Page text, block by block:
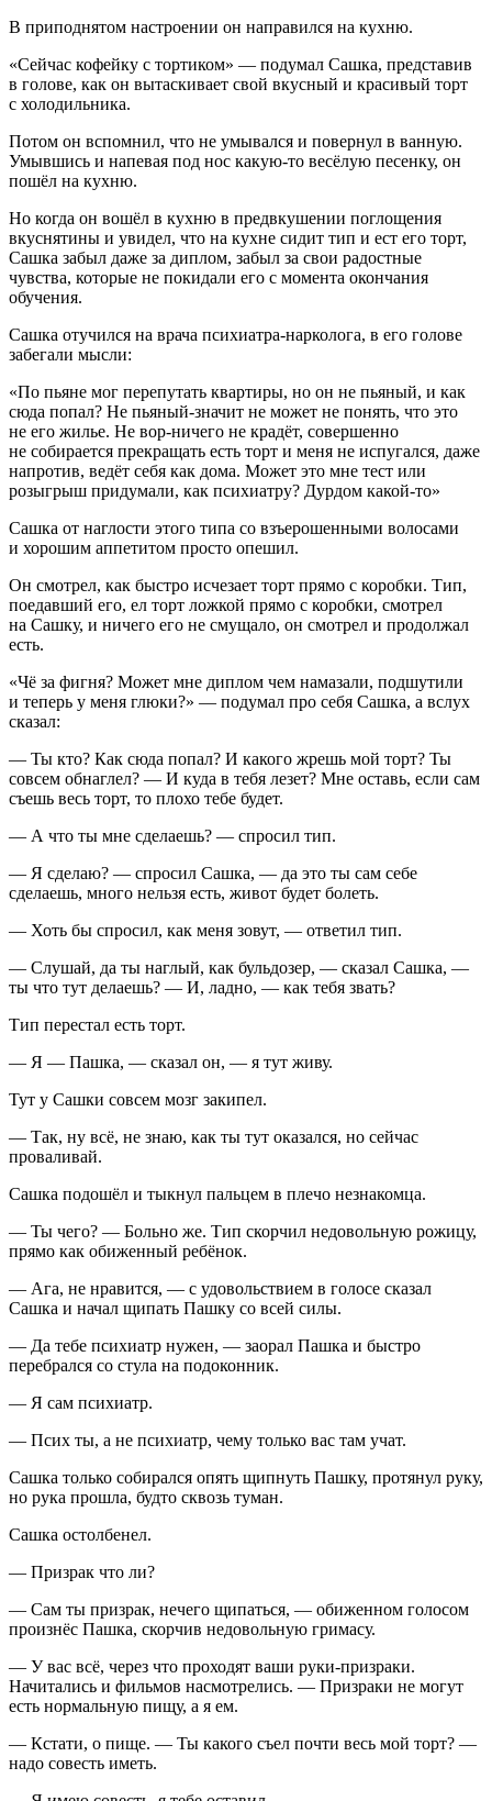
В приподнятом настроении он направился на кухню.
«Сейчас кофейку с тортиком» — подумал Сашка, представив
в голове, как он вытаскивает свой вкусный и красивый торт
с холодильника.
Потом он вспомнил, что не умывался и повернул в ванную.
Умывшись и напевая под нос какую-то весёлую песенку, он
пошёл на кухню.
Но когда он вошёл в кухню в предвкушении поглощения
вкуснятины и увидел, что на кухне сидит тип и ест его торт,
Сашка забыл даже за диплом, забыл за свои радостные
чувства, которые не покидали его с момента окончания
обучения.
Сашка отучился на врача психиатра-нарколога, в его голове
забегали мысли:
«По пьяне мог перепутать квартиры, но он не пьяный, и как
сюда попал? Не пьяный-значит не может не понять, что это
не его жилье. Не вор-ничего не крадёт, совершенно
не собирается прекращать есть торт и меня не испугался, даже
напротив, ведёт себя как дома. Может это мне тест или
розыгрыш придумали, как психиатру? Дурдом какой-то»
Сашка от наглости этого типа со взъерошенными волосами
и хорошим аппетитом просто опешил.
Он смотрел, как быстро исчезает торт прямо с коробки. Тип,
поедавший его, ел торт ложкой прямо с коробки, смотрел
на Сашку, и ничего его не смущало, он смотрел и продолжал
есть.
«Чё за фигня? Может мне диплом чем намазали, подшутили
и теперь у меня глюки?» — подумал про себя Сашка, а вслух
сказал:
— Ты кто? Как сюда попал? И какого жрешь мой торт? Ты
совсем обнаглел? — И куда в тебя лезет? Мне оставь, если сам
съешь весь торт, то плохо тебе будет.
— А что ты мне сделаешь? — спросил тип.
— Я сделаю? — спросил Сашка, — да это ты сам себе
сделаешь, много нельзя есть, живот будет болеть.
— Хоть бы спросил, как меня зовут, — ответил тип.
— Слушай, да ты наглый, как бульдозер, — сказал Сашка, —
ты что тут делаешь? — И, ладно, — как тебя звать?
Тип перестал есть торт.
— Я — Пашка, — сказал он, — я тут живу.
Тут у Сашки совсем мозг закипел.
— Так, ну всё, не знаю, как ты тут оказался, но сейчас
проваливай.
Сашка подошёл и тыкнул пальцем в плечо незнакомца.
— Ты чего? — Больно же. Тип скорчил недовольную рожицу,
прямо как обиженный ребёнок.
— Ага, не нравится, — с удовольствием в голосе сказал
Сашка и начал щипать Пашку со всей силы.
— Да тебе психиатр нужен, — заорал Пашка и быстро
перебрался со стула на подоконник.
— Я сам психиатр.
— Псих ты, а не психиатр, чему только вас там учат.
Сашка только собирался опять щипнуть Пашку, протянул руку,
но рука прошла, будто сквозь туман.
Сашка остолбенел.
— Призрак что ли?
— Сам ты призрак, нечего щипаться, — обиженном голосом
произнёс Пашка, скорчив недовольную гримасу.
— У вас всё, через что проходят ваши руки-призраки.
Начитались и фильмов насмотрелись. — Призраки не могут
есть нормальную пищу, а я ем.
— Кстати, о пище. — Ты какого съел почти весь мой торт? —
надо совесть иметь.